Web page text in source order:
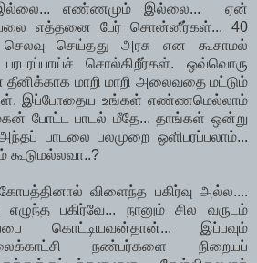
இல்லை... எண்ணமும் இல்லை... ஏன்
எத்தனை பேர் சொன்னீர்கள்... 40
செலவு செய்தது அரசு என கூசாமல்
சொல்கிறீர்கள். ஒவ்வொரு
தீனிக்காக மாறி மாறி அலைவதை மட்டும்
இப்போதைய உங்கள் எண்ணமெல்லாம்
மகன் போட்ட பாடல் மீதே... தாங்கள் ஒன்று
பாடலை பலமுறை ஒளிபரப்பலாம்...
கூடுமல்லவா..?
விளைந்த பகிர்வு அல்ல....
பகிர்வே... நானும் சில வருடம்
கொட்டியவன்தான்... இப்பவும்
நண்பர்களை நிறையப்